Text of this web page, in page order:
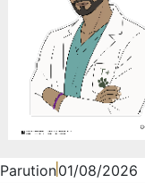
Parution01/08/2026